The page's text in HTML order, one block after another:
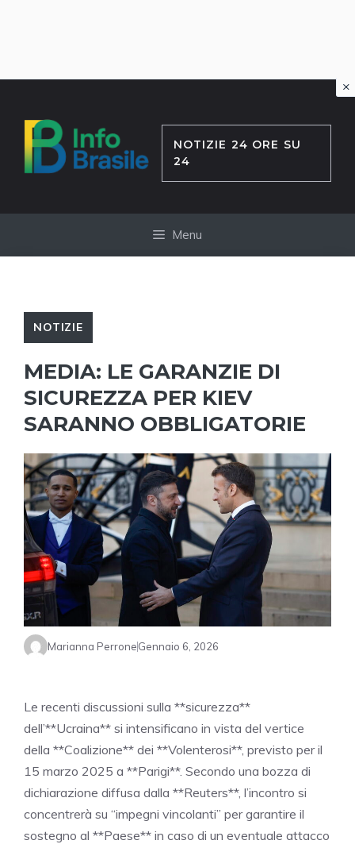
contenuto
NOTIZIE 24 ORE SU
24
Menu
NOTIZIE
MEDIA: LE GARANZIE DI
SICUREZZA PER KIEV
SARANNO OBBLIGATORIE
Marianna PerroneGennaio 6, 2026
Le recenti discussioni sulla **sicurezza**
dell’**Ucraina** si intensificano in vista del vertice
della **Coalizione** dei **Volenterosi**, previsto per il
15 marzo 2025 a **Parigi**. Secondo una bozza di
dichiarazione diffusa dalla **Reuters**, l’incontro si
concentrerà su “impegni vincolanti” per garantire il
sostegno al **Paese** in caso di un eventuale attacco
×